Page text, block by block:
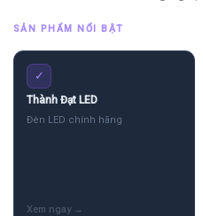
SẢN PHẨM NỔI BẬT
✓
Thành Đạt LED
Đèn LED chính hãng